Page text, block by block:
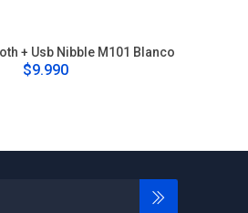
+ Usb Nibble M101 Blanco
$9.990